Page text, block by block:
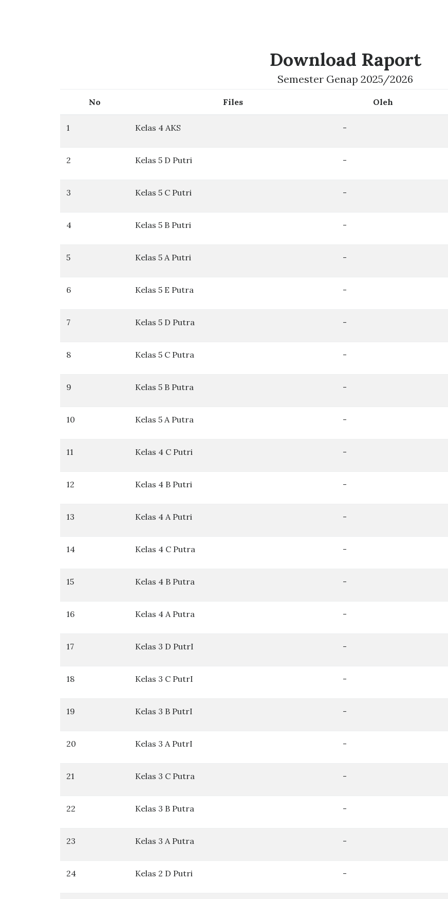
Download Raport
Semester Genap 2025/2026
No Files Oleh
1 Kelas 4 AKS -
2 Kelas 5 D Putri -
3 Kelas 5 C Putri -
4 Kelas 5 B Putri -
5 Kelas 5 A Putri -
6 Kelas 5 E Putra -
7 Kelas 5 D Putra -
8 Kelas 5 C Putra -
9 Kelas 5 B Putra -
10 Kelas 5 A Putra -
11 Kelas 4 C Putri -
12 Kelas 4 B Putri -
13 Kelas 4 A Putri -
14 Kelas 4 C Putra -
15 Kelas 4 B Putra -
16 Kelas 4 A Putra -
17 Kelas 3 D PutrI -
18 Kelas 3 C PutrI -
19 Kelas 3 B PutrI -
20 Kelas 3 A PutrI -
21 Kelas 3 C Putra -
22 Kelas 3 B Putra -
23 Kelas 3 A Putra -
24 Kelas 2 D Putri -